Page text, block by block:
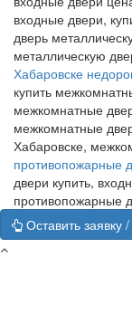
входные двери,
дверь
металлическую
Хабаровске
купить
межкомнатные
межкомнатные
Хабаровске,
противопожарные
двери купить,
противопожарные
Оставить заявку